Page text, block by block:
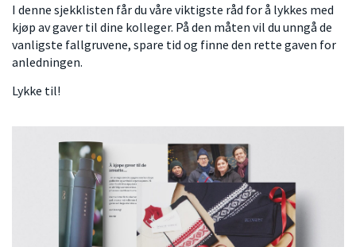
I denne sjekklisten får du våre viktigste råd for å lykkes med
kjøp av gaver til dine kolleger. På den måten vil du unngå de
vanligste fallgruvene, spare tid og finne den rette gaven for
anledningen.
Lykke til!